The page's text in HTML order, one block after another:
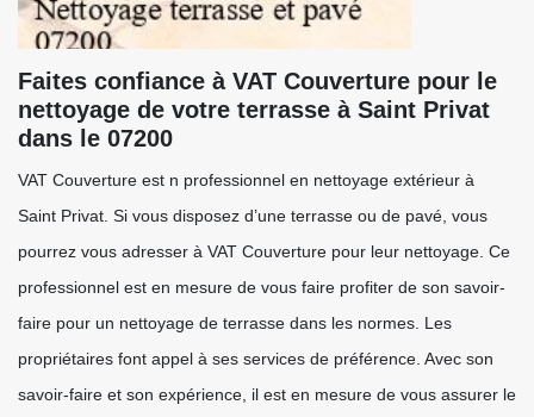
Faites confiance à VAT Couverture pour le
nettoyage de votre terrasse à Saint Privat
dans le 07200
VAT Couverture est n professionnel en nettoyage extérieur à
Saint Privat. Si vous disposez d’une terrasse ou de pavé, vous
pourrez vous adresser à VAT Couverture pour leur nettoyage. Ce
professionnel est en mesure de vous faire profiter de son savoir-
faire pour un nettoyage de terrasse dans les normes. Les
propriétaires font appel à ses services de préférence. Avec son
savoir-faire et son expérience, il est en mesure de vous assurer le